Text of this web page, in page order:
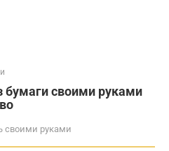
бумаги своими руками
своими руками